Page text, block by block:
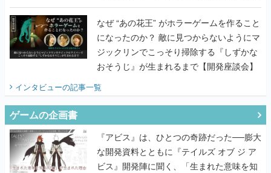
てみた
なぜ “あの花王” がホラーゲームを作ること
になったのか？ 敵に見つからないようにマ
ジックリンでこっそり掃除する『しずかな
おそうじ』が生まれるまで【開発座談会】
インタビューの記事一覧
ゲームの企画書
『アビス』は、ひとつの奇跡だった──膨大
な開発資料とともに『テイルズ オブ ジ ア
ビス』開発陣に聞く、「生まれた意味を知